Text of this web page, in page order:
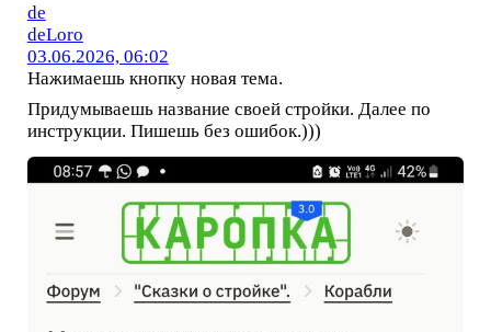
de
deLoro
03.06.2026, 06:02
Нажимаешь кнопку новая тема.
Придумываешь название своей стройки. Далее по
инструкции. Пишешь без ошибок.)))